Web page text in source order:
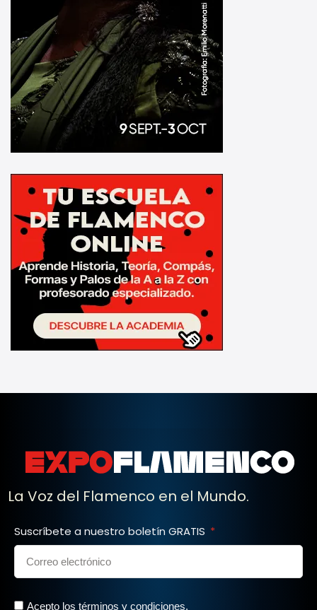
La Voz del Flamenco en el Mundo.
Suscríbete a nuestro boletín GRATIS
Acepto los términos y condiciones.